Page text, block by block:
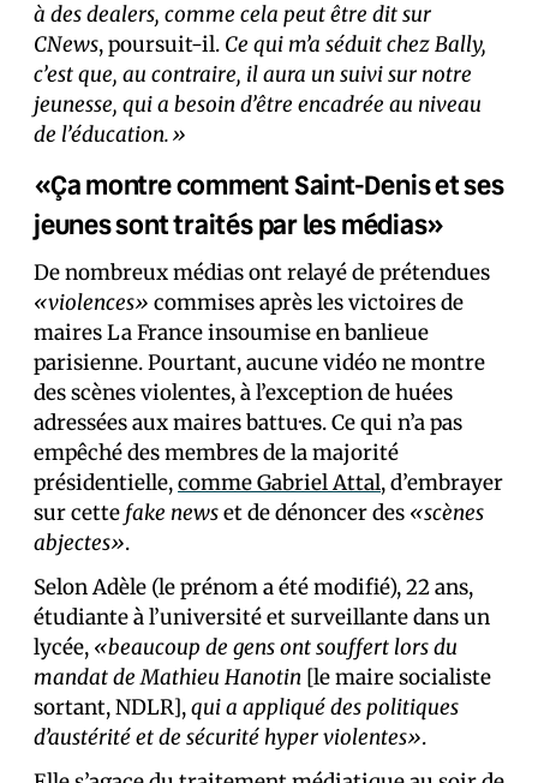
à des dealers, comme cela peut être dit sur
CNews, poursuit-il. Ce qui m’a séduit chez Bally,
c’est que, au contraire, il aura un suivi sur notre
jeunesse, qui a besoin d’être encadrée au niveau
de l’éducation.»
«Ça montre comment Saint-Denis et ses
jeunes sont traités par les médias»
De nombreux médias ont relayé de prétendues
«violences» commises après les victoires de
maires La France insoumise en banlieue
parisienne. Pourtant, aucune vidéo ne montre
des scènes violentes, à l’exception de huées
adressées aux maires battu·es. Ce qui n’a pas
empêché des membres de la majorité
présidentielle,comme Gabriel Attal, d’embrayer
sur cette fake newset de dénoncer des «scènes
abjectes».
Selon Adèle (le prénom a été modifié), 22 ans,
étudiante à l’université et surveillante dans un
lycée, «beaucoup de gens ont souffert lors du
mandat de Mathieu Hanotin [le maire socialiste
sortant, NDLR],qui a appliqué des politiques
d’austérité et de sécurité hyper violentes».